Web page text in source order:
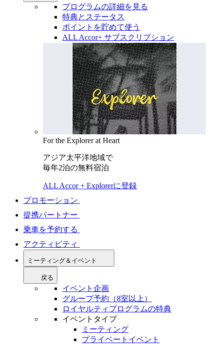
プログラムの詳細を見る
特典とステータス
ポイントを貯めて使う
ALL Accor+ サブスクリプション
For the Explorer at Heart
アジア太平洋地域で
毎年2泊の無料宿泊
ALL Accor + Explorerに登録
プロモーション
提携パートナー
乗車を予約する
アクティビティ
ミーティング＆イベント
戻る
イベント企画
グループ予約（8室以上）
ロイヤルティプログラムの特典
イベントタイプ
ミーティング
プライベートイベント